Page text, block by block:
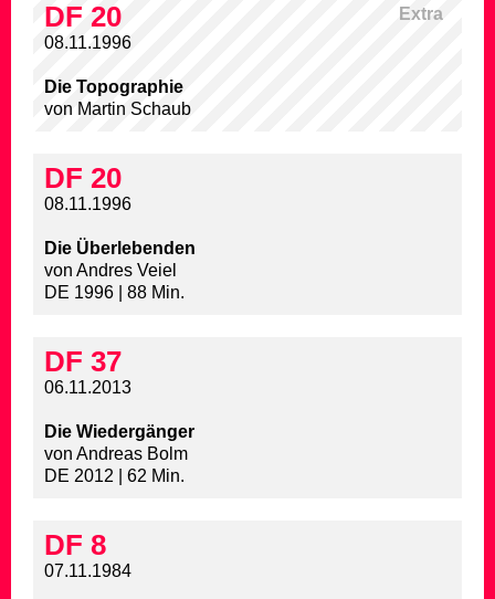
Extra
DF 20
08.11.1996
Die Topographie
von Martin Schaub
DF 20
08.11.1996
Die Überlebenden
von Andres Veiel
DE 1996 | 88 Min.
DF 37
06.11.2013
Die Wiedergänger
von Andreas Bolm
DE 2012 | 62 Min.
DF 8
07.11.1984